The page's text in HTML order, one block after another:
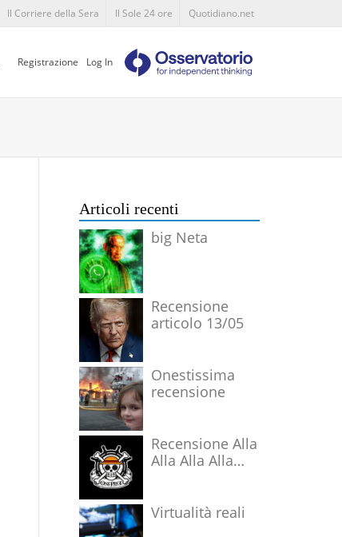
Il Corriere della Sera Il Sole 24 ore Quotidiano.net
CercaRegistrazione Log In
Articoli recenti
big Neta
Recensione
articolo 13/05
Onestissima
recensione
Recensione Alla
Alla Alla Alla
Virtualità reali